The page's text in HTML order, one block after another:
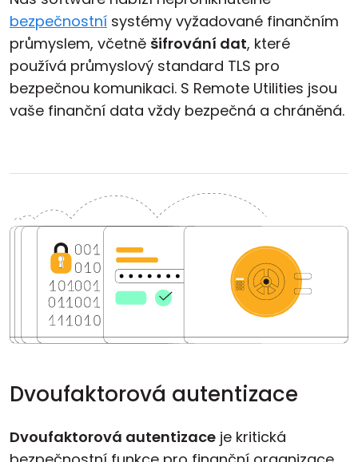
bezpečnostní systémy vyžadované finančním
průmyslem, včetně šifrování dat, které
používá průmyslový standard TLS pro
bezpečnou komunikaci. S Remote Utilities jsou
vaše finanční data vždy bezpečná a chráněná.
Dvoufaktorová autentizace
Dvoufaktorová autentizace je kritická